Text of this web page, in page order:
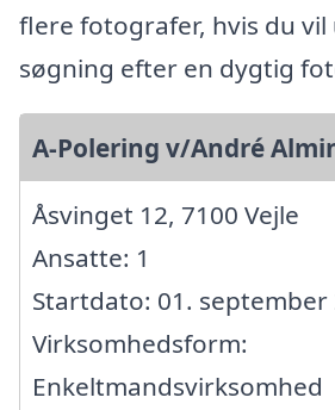
flere fotografer, hvis du vil
søgning efter en dygtig
A-Polering v/André
Åsvinget 12, 7100 Vejle
Ansatte: 1
Startdato: 01. september
Virksomhedsform:
Enkeltmandsvirksomhed